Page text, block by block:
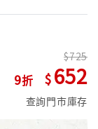
9
725
652
查詢門市庫存